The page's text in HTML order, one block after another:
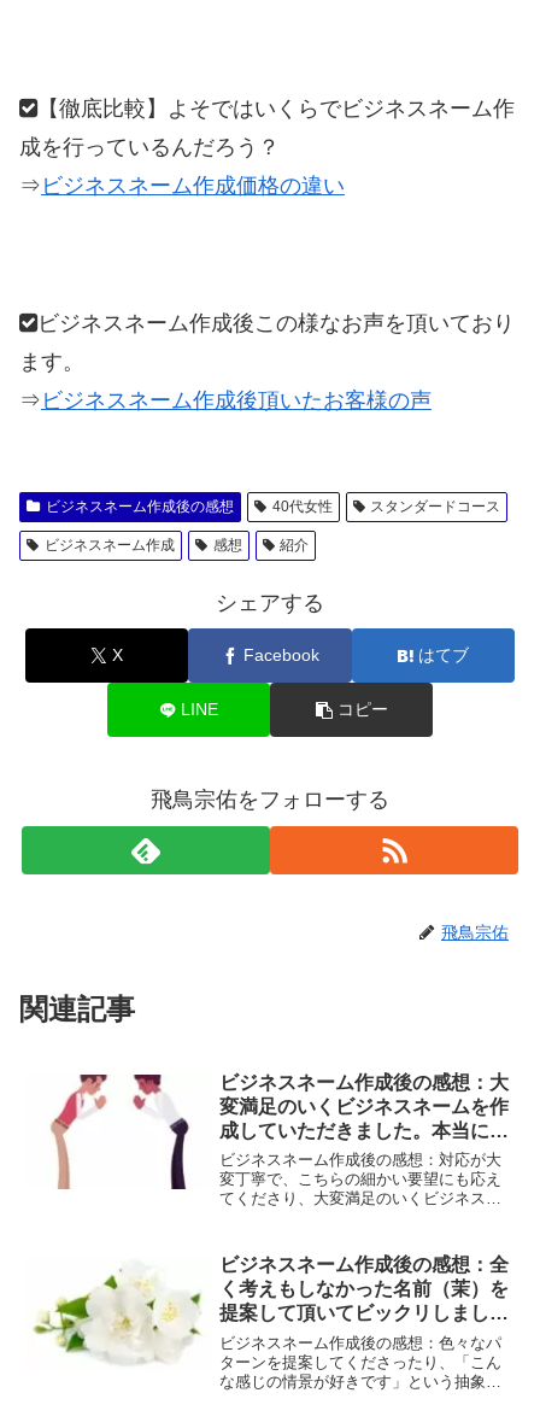
【徹底比較】よそではいくらでビジネスネーム作
成を行っているんだろう？
⇒ ビジネスネーム作成価格の違い
ビジネスネーム作成後この様なお声を頂いており
ます。
⇒ ビジネスネーム作成後頂いたお客様の声
ビジネスネーム作成後の感想 40代女性 スタンダードコース
ビジネスネーム作成 感想 紹介
シェアする
X Facebook はてブ
LINE コピー
飛鳥宗佑をフォローする
飛鳥宗佑
関連記事
ビジネスネーム作成後の感想：大
変満足のいくビジネスネームを作
成していただきました。本当に気
に入っております。
ビジネスネーム作成後の感想：対応が大
変丁寧で、こちらの細かい要望にも応え
てくださり、大変満足のいくビジネスネ
ネスネームを使ってビジネスしていくの
がとても楽しみです。飛鳥さんに依頼し
てよかったです。
ビジネスネーム作成後の感想：全
く考えもしなかった名前（茉）を
提案して頂いてビックリしまし
た。
ビジネスネーム作成後の感想：色々なパ
ターンを提案してくださったり、「こん
な感じの情景が好きです」という抽象的